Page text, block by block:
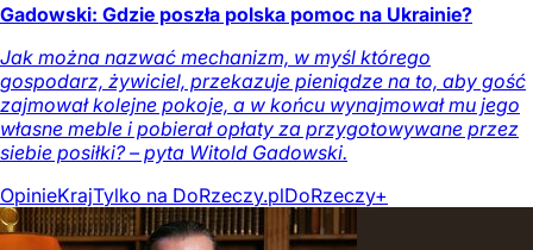
Gadowski: Gdzie poszła polska pomoc na Ukrainie?
Jak można nazwać mechanizm, w myśl którego
gospodarz, żywiciel, przekazuje pieniądze na to, aby gość
zajmował kolejne pokoje, a w końcu wynajmował mu jego
własne meble i pobierał opłaty za przygotowywane przez
siebie posiłki? – pyta Witold Gadowski.
OpinieKrajTylko na DoRzeczy.plDoRzeczy+